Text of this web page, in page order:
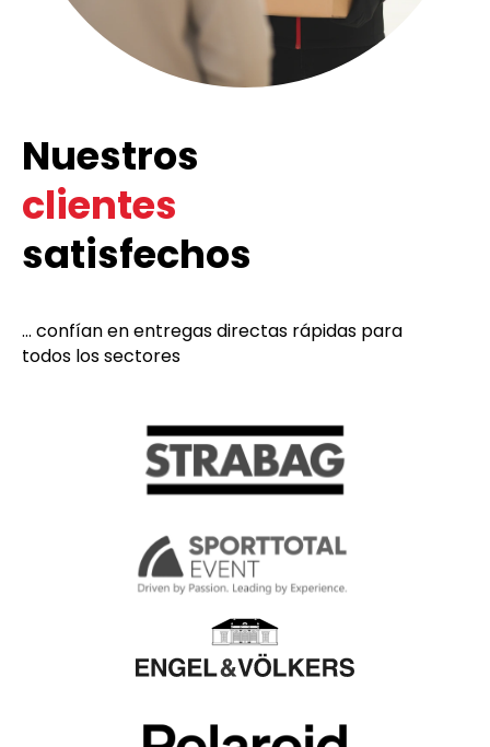
Nuestros
clientes
satisfechos
... confían en entregas directas rápidas para
todos los sectores